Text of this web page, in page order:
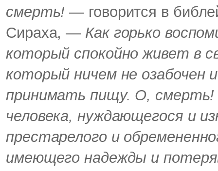
смерть! — говорится в
Сираха, — Как горько
который спокойно живет в
который ничем не озабочен
принимать пищу. О, смерть!
человека, нуждающегося и
престарелого и
имеющего надежды и